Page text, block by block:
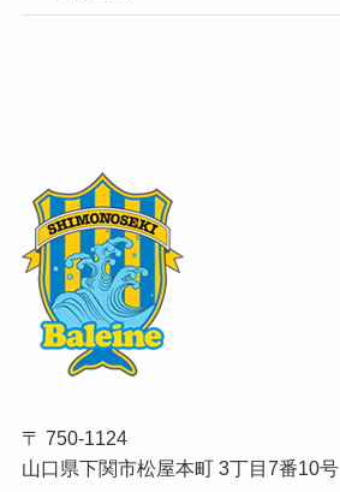
〒 750-1124
山口県下関市松屋本町 3丁目7番10号